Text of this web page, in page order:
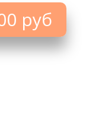
руб